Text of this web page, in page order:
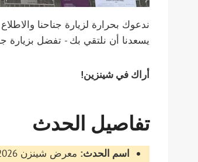
يسعدنا أن نلتقي بك - تفضل بزيارة
أراك في شينزين!
تفاصيل الحدث
اسم الحدث: معرض شينزن CIMP AutoEcosystems Expo 2026